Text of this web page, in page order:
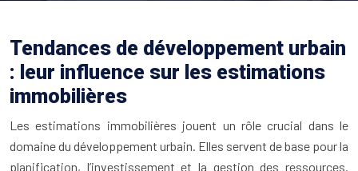
Tendances de développement urbain
: leur influence sur les estimations
immobilières
Les estimations immobilières jouent un rôle crucial dans le
domaine du développement urbain. Elles servent de base pour la
planification, l’investissement et la gestion des ressources.